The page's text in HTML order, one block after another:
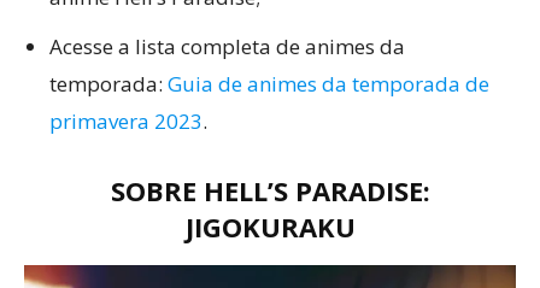
Acesse a lista completa de animes da
temporada: Guia de animes da temporada de
primavera 2023.
SOBRE HELL’S PARADISE:
JIGOKURAKU